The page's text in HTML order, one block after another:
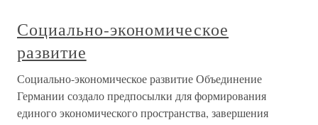
Социально-экономическое
развитие
Социально-экономическое развитие Объединение
Германии создало предпосылки для формирования
единого экономического пространства, завершения